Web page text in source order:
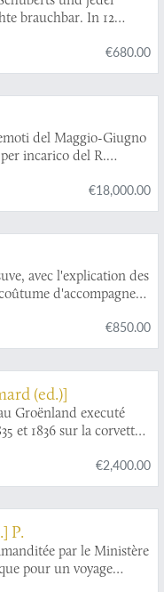
publié avec les notes
M. Abel Rémusat.
brauchbar. In 12
€680.00
del Maggio-Giugno
incarico del R.
€18,000.00
avec l'explication des
d'accompagner
des Sciences
de Castera.
€850.00
(ed.)]
Groënland executé
et 1836 sur la corvette
La Lilloise. Publié par
de Groënland.
€2,400.00
P.
par le Ministère
pour un voyage